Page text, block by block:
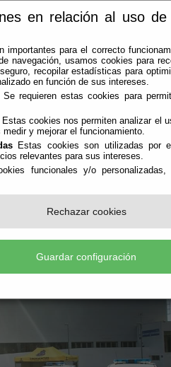
en relación al uso
importantes para el correcto
navegación, usamos cookies para
recopilar estadísticas para
en función de sus intereses.
Se requieren estas cookies para
Estas cookies nos permiten analizar el
medir y mejorar el funcionamiento.
Estas cookies son utilizadas por
relevantes para sus intereses.
funcionales y/o
Rechazar cookies
Guardar configuración
AVISOS OFICINA VIRTUAL